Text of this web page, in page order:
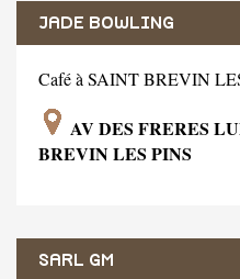
JADE BOWLING
Café à SAINT BREVIN
AV DES FRERES
BREVIN LES PINS
SARL GM